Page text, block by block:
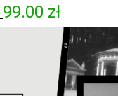
99.00 zł